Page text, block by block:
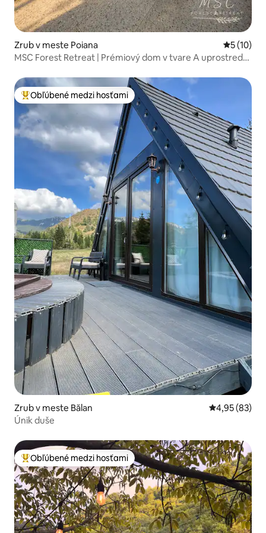
Zrub v meste Poiana
5 (10)
MSC Forest Retreat | Prémiový dom v tvare A uprostred
Najobľúbenejšie medzi hosťami
Obľúbené medzi hosťami
Zrub v meste Bălan Priemerné
4,95 (83)
Únik duše
Najobľúbenejšie medzi hosťami
Obľúbené medzi hosťami